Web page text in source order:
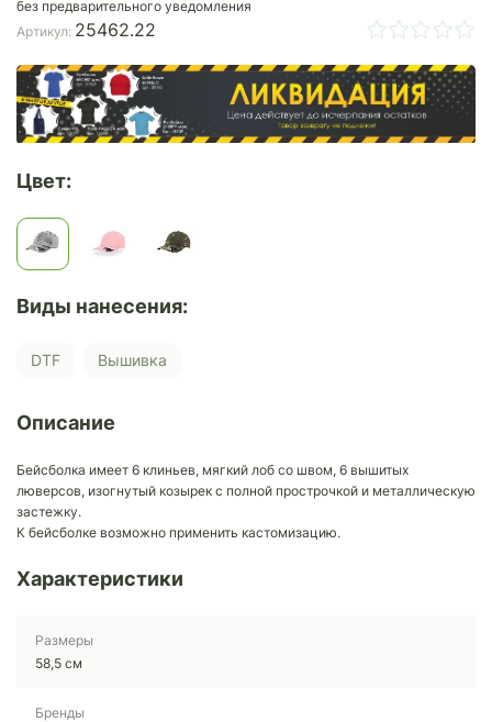
без предварительного уведомления
Артикул: 25462.22
Цвет:
Виды нанесения:
DTF Вышивка
Описание
Бейсболка имеет 6 клиньев, мягкий лоб со швом, 6 вышитых
люверсов, изогнутый козырек с полной прострочкой и металлическую
застежку.
К бейсболке возможно применить кастомизацию.
Характеристики
Размеры
58,5 см
Бренды